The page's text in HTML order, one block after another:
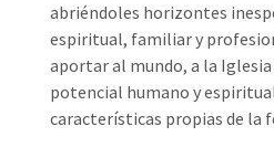
abriéndoles horizontes
espiritual, familiar y
aportar al mundo, a la
potencial humano y
características propias de la